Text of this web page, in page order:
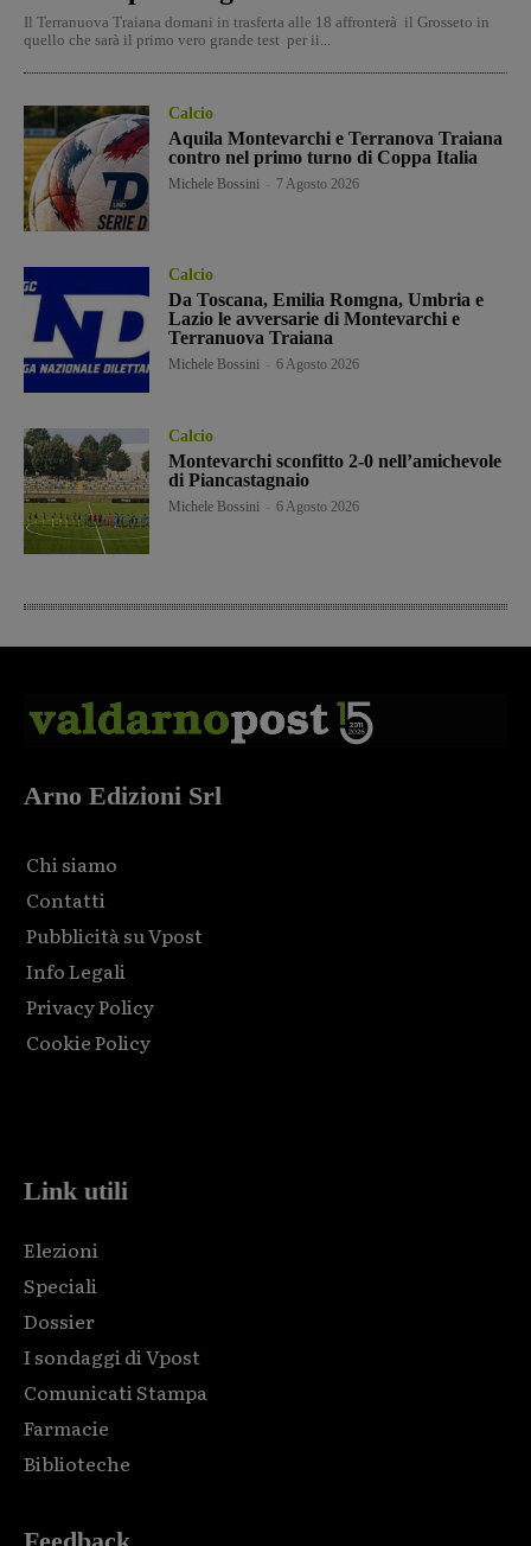
Il Terranuova Traiana domani in trasferta alle 18 affronterà il Grosseto in
quello che sarà il primo vero grande test per ii...
Calcio
Aquila Montevarchi e Terranova Traiana
contro nel primo turno di Coppa Italia
Michele Bossini 7 Agosto 2026
Calcio
Da Toscana, Emilia Romgna, Umbria e
Lazio le avversarie di Montevarchi e
Terranuova Traiana
Michele Bossini 6 Agosto 2026
Calcio
Montevarchi sconfitto 2-0 nell’amichevole
di Piancastagnaio
Michele Bossini 6 Agosto 2026
Arno Edizioni Srl
Chi siamo
Contatti
Pubblicità su Vpost
Info Legali
Privacy Policy
Cookie Policy
Link utili
Elezioni
Speciali
Dossier
I sondaggi di Vpost
Comunicati Stampa
Farmacie
Biblioteche